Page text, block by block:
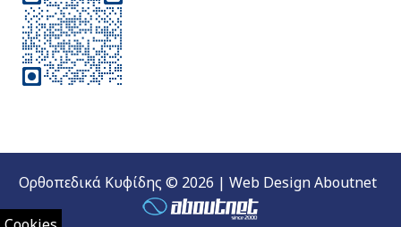
Ορθοπεδικά Κυφίδης © 2026 | Web Design Aboutnet